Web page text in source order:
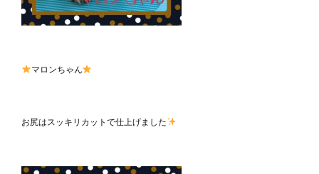
マロンちゃん
お尻はスッキリカットで仕上げました